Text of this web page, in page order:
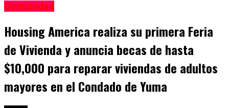
Comunidad
Housing America realiza su primera Feria
de Vivienda y anuncia becas de hasta
$10,000 para reparar viviendas de adultos
mayores en el Condado de Yuma